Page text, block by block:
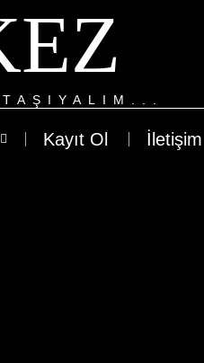
Kayıt Ol İletişim